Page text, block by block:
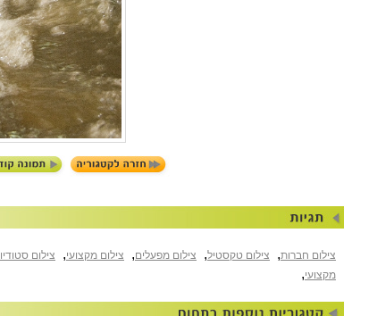
צילום חברות, צילום טקסטיל, צילום מפעלים, צילום מקצועי, צילום סטודיו
מקצועי,